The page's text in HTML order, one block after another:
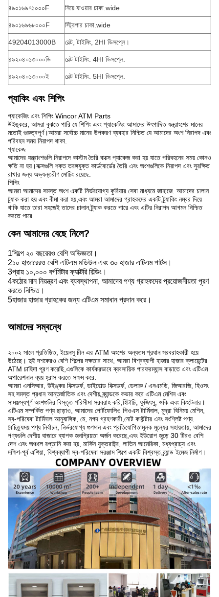
৪৯০১৬৯৭১০০০F নিয়ে যাওয়ার চাকা.wide
৪৯০১৬৯৬৮০০০F স্ট্রিপার চাকা.wide
49204013000B বেল্ট, টাইমিং, 2HI ডিসপ্লে।
৪৯২০৪০১৩০০০ডি বেল্ট টাইমিং. 4HI ডিসপ্লে.
৪৯২০৪০১৩০০০ই বেল্ট টাইমিং. 5HI ডিসপ্লে.
প্যাকিং এবং শিপিং
প্যাকেজিং এবং শিপিং Wincor ATM Parts
উইঙ্করে, আমরা বুঝতে পারি যে শিপিং এবং প্যাকেজিং আমাদের উৎপাদিত যন্ত্রাংশের মানের
মতোই গুরুত্বপূর্ণ।আমরা সর্বোচ্চ মানের উপকরণ ব্যবহার নিশ্চিত যে আমাদের অংশ নিরাপদ এবং
পরিবহন সময় নিরাপদ থাকা.
প্যাকেজ
আমাদের যন্ত্রাংশগুলি নিরাপদে কাস্টম তৈরি বাক্সে প্যাকেজ করা হয় যাতে পরিবহনের সময় কোনও
ক্ষতি না হয়।বাক্সগুলি শক্ত তরঙ্গযুক্ত কার্ডবোর্ডের তৈরি এবং অংশগুলিকে নিরাপদ এবং সুরক্ষিত
রাখার জন্য অভ্যন্তরীণ মোচিং রয়েছে.
শিপিং
আমরা আমাদের সমস্ত অংশ একটি নির্ভরযোগ্য কুরিয়ার সেবা মাধ্যমে জাহাজে. আমাদের চালান
ট্র্যাক করা হয় এবং বীমা করা হয়,এবং আমরা আমাদের গ্রাহকদের একটি ট্র্যাকিং নম্বর দিয়ে
থাকি যাতে তারা সহজেই তাদের চালান ট্র্যাক করতে পারে এবং এটির নিরাপদ আগমন নিশ্চিত
করতে পারে.
কেন আমাদের বেছে নিলে?
1শিল্পে ২০ বছরেরও বেশি অভিজ্ঞতা।
2১০ হাজারেরও বেশি এটিএম মডিউল এবং ৩০ হাজার এটিএম পার্টস।
3প্রায় ১০,০০০ বর্গমিটার ফ্যাক্টরি বিল্ডিং।
4কঠোর মান নিয়ন্ত্রণ এবং ব্যবস্থাপনা, আমাদের পণ্য গ্রাহকদের প্রয়োজনীয়তা পূরণ
করতে নিশ্চিত।
5হাজার হাজার গ্রাহকের জন্য এটিএম সমাধান প্রদান করে।
আমাদের সম্বন্ধে
২০০২ সালে প্রতিষ্ঠিত, ইয়েনসু চীন এর ATM অংশের অন্যতম প্রধান সরবরাহকারী হয়ে
উঠেছে। দুই দশকেরও বেশি শিল্পের দক্ষতার সাথে, আমরা বিশ্বব্যাপী হাজার হাজার ক্লায়েন্টের
ATM চাহিদা পূরণ করেছি,এগুলিকে কার্যকরভাবে ব্যবসায়িক পারফরম্যান্স বাড়াতে এবং এটিএম
অপারেশনাল ব্যয় হ্রাস করতে সক্ষম করে.
আমরা এনসিআর, উইঙ্কর নিক্সডর্ফ, ডাইবোল্ড নিক্সডর্ফ, ডেলারু / এনএমডি, জিআরজি, হিওসং
সহ সমস্ত প্রধান আন্তর্জাতিক এবং দেশীয় ব্র্যান্ডকে কভার করে এটিএম মেশিন এবং
সামঞ্জস্যপূর্ণ অংশগুলির বিস্তৃত পরিসীমা সরবরাহ করি,হিটাচি, ফুজিৎসু, ওকি এবং কিংটেলার।
এটিএম সম্পর্কিত পণ্য ছাড়াও, আমাদের পোর্টফোলিও পিওএস টার্মিনাল, মুদ্রা বিনিময় মেশিন,
স্ব-পরিষেবা টার্মিনাল আনুষাঙ্গিক, মে, নগদ গ্রহণকারী,নোট কাউন্টার এবং সংশ্লিষ্ট পণ্য.
বৈচিত্র্যময় পণ্য নির্বাচন, নির্ভরযোগ্য গুণমান এবং প্রতিযোগিতামূলক মূল্যের সহায়তায়, আমাদের
পণ্যগুলি দেশীয় বাজারে ব্যাপক জনপ্রিয়তা অর্জন করেছে,এবং ইউরোপ জুড়ে 30 টিরও বেশি
দেশ এবং অঞ্চলে রপ্তানি করা হয়, মার্কিন যুক্তরাষ্ট্র, লাতিন আমেরিকা, মধ্যপ্রাচ্য এবং
দক্ষিণ-পূর্ব এশিয়া, বিশ্বব্যাপী স্ব-পরিষেবা সরঞ্জাম শিল্পে একটি বিশ্বস্ত ব্র্যান্ড ইমেজ নির্মাণ।